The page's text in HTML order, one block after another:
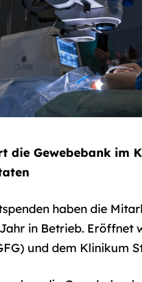
die Gewebebank
haben die
in Betrieb. Eröffnet
und dem Klinikum